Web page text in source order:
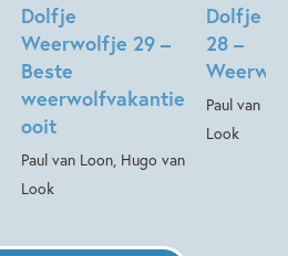
Dolfje
Weerwolfje 29 –
Beste
weerwolfvakantie
ooit
Paul van Loon, Hugo van
Look
Dolfje
28 –
Paul van
Look